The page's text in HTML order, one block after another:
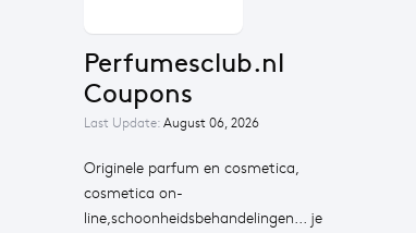
Perfumesclub.nl
Coupons
Last Update: August 06, 2026
Originele parfum en cosmetica,
cosmetica on-
line,schoonheidsbehandelingen... je